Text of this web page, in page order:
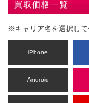
買取価格一覧
※キャリア名を選択して
iPhone
Android